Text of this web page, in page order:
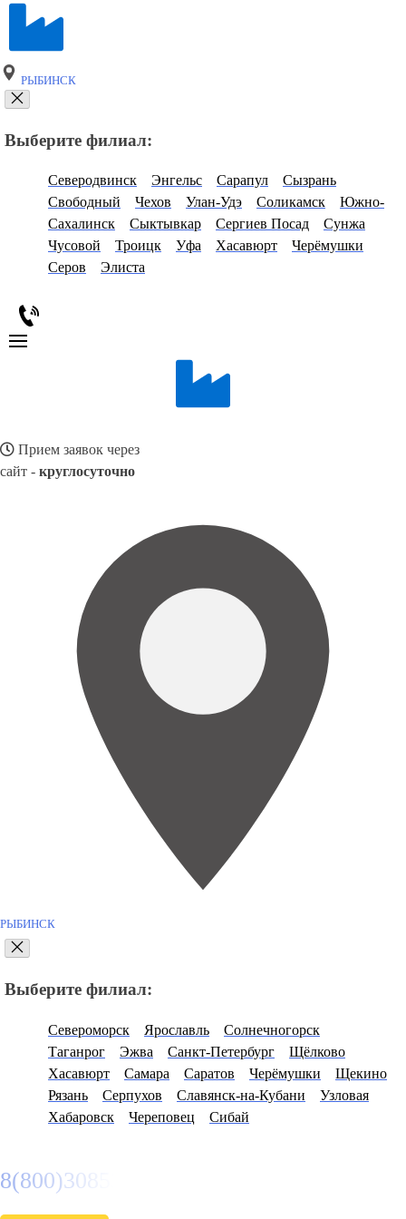
РЫБИНСК
Выберите филиал:
Северодвинск Энгельс Сарапул
Сызрань
Свободный
Чехов Улан-Удэ Соликамск
Южно-
Сахалинск
Сыктывкар Сергиев Посад
Сунжа
Чусовой
Троицк Уфа Хасавюрт
Черёмушки
Серов
Элиста
Прием заявок через
сайт - круглосуточно
РЫБИНСК
Выберите филиал:
Североморск Ярославль
Солнечногорск
Таганрог
Эжва Санкт-Петербург
Щёлково
Хасавюрт
Самара Саратов Черёмушки
Щекино
Рязань
Серпухов Славянск-на-Кубани
Узловая
Хабаровск
Череповец Сибай
8(800)3085303